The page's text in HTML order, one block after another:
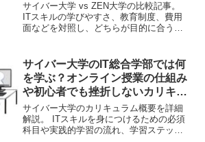
サイバー大学 vs ZEN大学の比較記事。
ITスキルの学びやすさ、教育制度、費用
面などを対照し、どちらが目的に合うか
サイバー大学のIT総合学部では何
を学ぶ？オンライン授業の仕組み
や初心者でも挫折しないカリキュ
ラムの魅力を徹底解剖！
サイバー大学のカリキュラム概要を詳細
解説。 ITスキルを身につけるための必須
科目や実践的学習の流れ、学習ステップ